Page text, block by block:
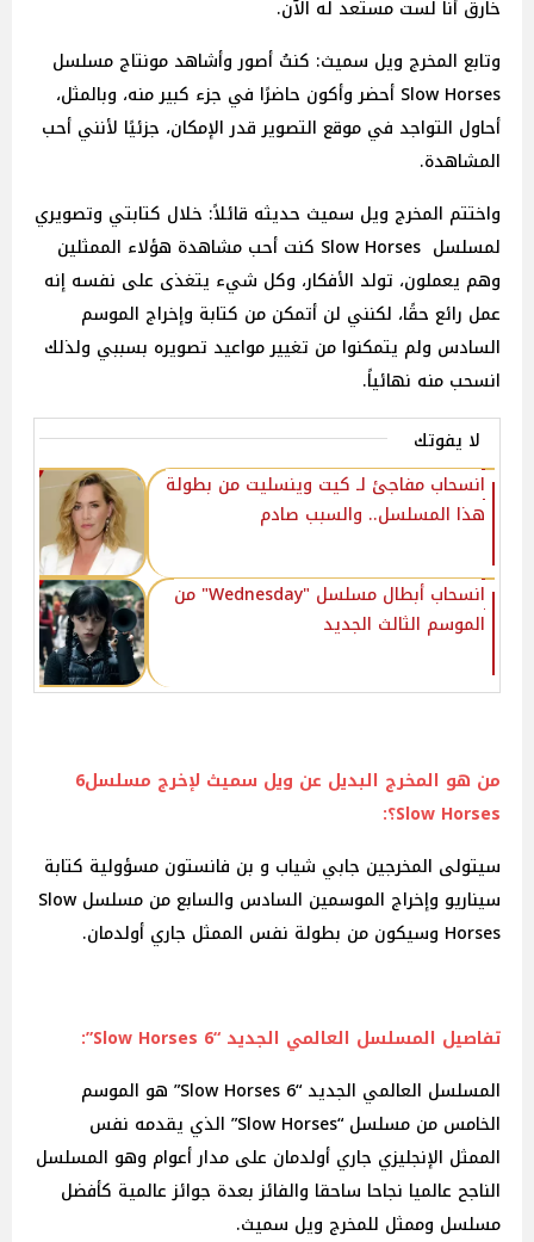
خارق أنا لست مستعد له الآن.
وتابع المخرج ويل سميث: كنتُ أصور وأشاهد مونتاج مسلسل
Slow Horses أحضر وأكون حاضرًا في جزء كبير منه، وبالمثل،
أحاول التواجد في موقع التصوير قدر الإمكان، جزئيًا لأنني أحب
المشاهدة.
واختتم المخرج ويل سميث حديثه قائلاً: خلال كتابتي وتصويري
لمسلسل Slow Horses كنت أحب مشاهدة هؤلاء الممثلين
وهم يعملون، تولد الأفكار، وكل شيء يتغذى على نفسه إنه
عمل رائع حقًا، لكنني لن أتمكن من كتابة وإخراج الموسم
السادس ولم يتمكنوا من تغيير مواعيد تصويره بسببي ولذلك
انسحب منه نهائياً.
لا يفوتك
انسحاب مفاجئ لـ كيت وينسليت من بطولة
هذا المسلسل.. والسبب صادم
انسحاب أبطال مسلسل "Wednesday" من
الموسم الثالث الجديد
من هو المخرج البديل عن ويل سميث لإخرج مسلسل6
Slow Horses؟:
سيتولى المخرجين جابي شياب و بن فانستون مسؤولية كتابة
سيناريو وإخراج الموسمين السادس والسابع من مسلسل Slow
Horses وسيكون من بطولة نفس الممثل جاري أولدمان.
تفاصيل المسلسل العالمي الجديد “6 Slow Horses”:
المسلسل العالمي الجديد “6 Slow Horses” هو الموسم
الخامس من مسلسل “Slow Horses” الذي يقدمه نفس
الممثل الإنجليزي جاري أولدمان على مدار أعوام وهو المسلسل
الناجح عالميا نجاحا ساحقا والفائز بعدة جوائز عالمية كأفضل
مسلسل وممثل للمخرج ويل سميث.